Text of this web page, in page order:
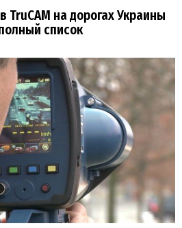
TruCAM на дорогах Украины
список